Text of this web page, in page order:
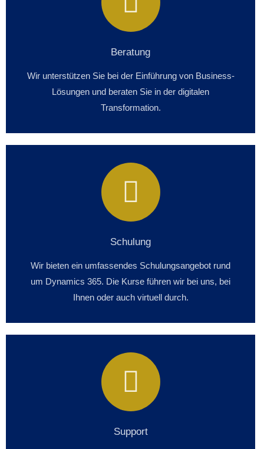
Beratung
Wir unterstützen Sie bei der Einführung von Business-
Lösungen und beraten Sie in der digitalen
Transformation.
Schulung
Wir bieten ein umfassendes Schulungsangebot rund
um Dynamics 365. Die Kurse führen wir bei uns, bei
Ihnen oder auch virtuell durch.
Support